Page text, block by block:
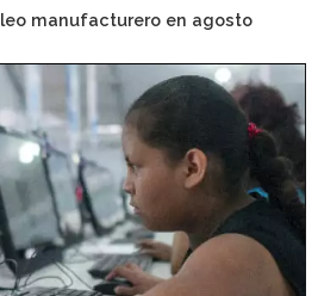
manufacturero en agosto